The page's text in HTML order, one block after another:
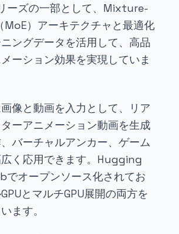
ーズの一部として、Mixture-
）アーキテクチャと最適化
ングデータを活用して、高品
ーション効果を実現していま
像と動画を入力として、リア
ーアニメーション動画を生成
バーチャルアンカー、ゲーム
く応用できます。Hugging
でオープンソース化されてお
とマルチGPU展開の両方を
ます。